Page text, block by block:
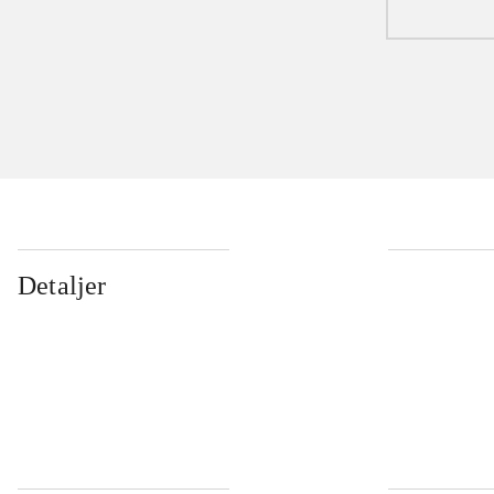
Detaljer